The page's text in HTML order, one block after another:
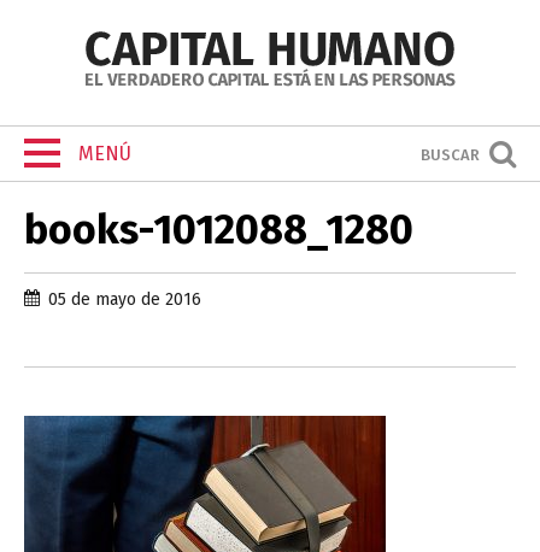
MENÚ BUSCAR
books-1012088_1280
05 de mayo de 2016